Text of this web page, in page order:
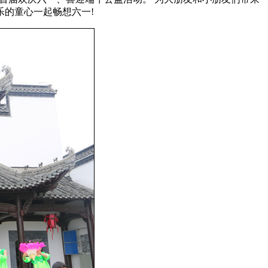
的童心一起畅想六一!